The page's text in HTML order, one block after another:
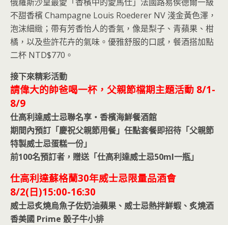
不甜香檳 Champagne Louis Roederer NV 淺金黃色澤，
泡沫細緻；帶有芳香怡人的香氣，像是梨子、青蘋果、柑
橘，以及些許花卉的氣味。優雅舒服的口感，餐酒搭加點
二杯 NTD$770。
接下來精彩活動
請偉大的帥爸喝一杯，父親節檔期主題活動 8/1-
8/9
仕高利達威士忌聯名享‧香檳海鮮餐酒館
期間內預訂「慶祝父親節用餐」任點套餐即招待「父親節
特製威士忌蛋糕一份」
前100名預訂者，贈送「仕高利達威士忌50ml一瓶」
仕高利達蘇格蘭30年威士忌限量品酒會
8/2(日)15:00-16:30
威士忌炙燒烏魚子佐奶油蘋果、威士忌熱拌鮮蝦、炙燒酒
香美國 Prime 骰子牛小排